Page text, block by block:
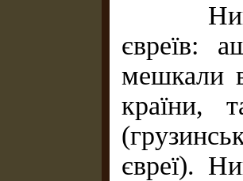
Нині
євреїв:
мешкали
країни,
євреї).